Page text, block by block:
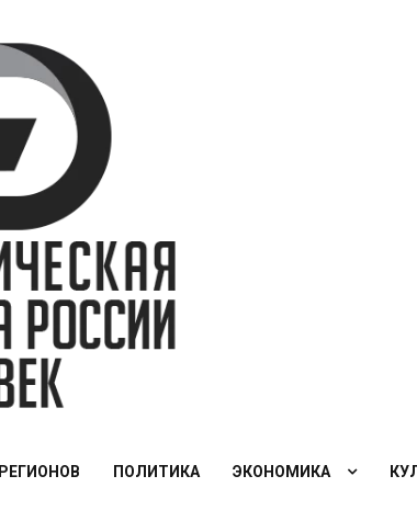
ПОЛИТИКА ЭКОНОМИКА